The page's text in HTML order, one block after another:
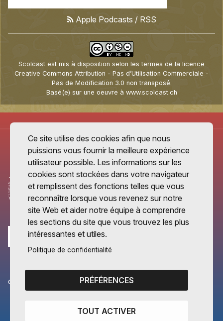
Apple Podcasts / RSS
Scolcast est mis à disposition selon les termes de la licence
Creative Commons Attribution - Pas d’Utilisation Commerciale -
Pas de Modification 3.0 non transposé.
Basé(e) sur une oeuvre à www.scolcast.ch
CANTONS PARTENAIRES
Vaud
Ce site utilise des cookies afin que nous
puissions vous fournir la meilleure expérience
utilisateur possible. Les informations sur les
cookies sont stockées dans votre navigateur
et remplissent des fonctions telles que vous
reconnaître lorsque vous revenez sur notre
site Web et aider notre équipe à comprendre
les sections du site que vous trouvez les plus
intéressantes et utiles.
Politique de confidentialité
PRÉFÉRENCES
TOUT ACTIVER